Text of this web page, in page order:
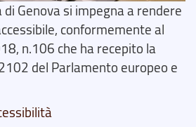
Genova si impegna a rendere
conformemente al
n.106 che ha recepito la
del Parlamento europeo e